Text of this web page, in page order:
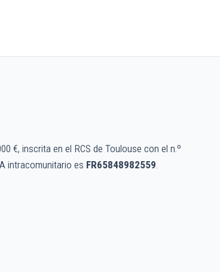
€, inscrita en el RCS de Toulouse con el n.º
intracomunitario es FR65848982559.